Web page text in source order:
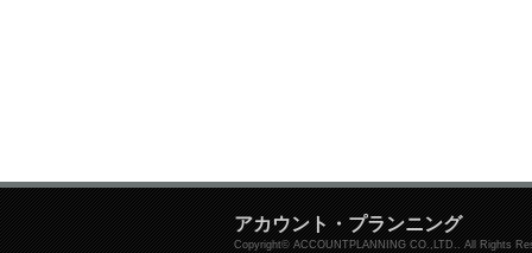
アカウント・プランニング
Copyright© ACCOUNTPLANNING CO.,LTD.. All Rights